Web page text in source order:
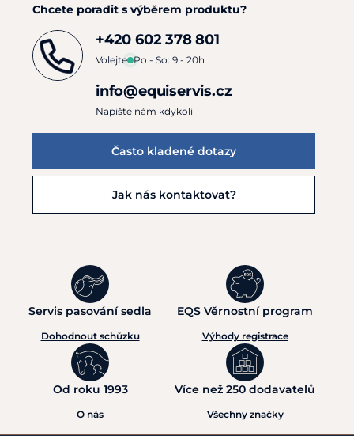
Chcete poradit s výběrem produktu?
+420 602 378 801
Volejte Po - So: 9 - 20h
info@equiservis.cz
Napište nám kdykoli
Často kladené dotazy
Jak nás kontaktovat?
Servis pasování sedla
Dohodnout schůzku
EQS Věrnostní program
Výhody registrace
Od roku 1993
O nás
Více než 250 dodavatelů
Všechny značky